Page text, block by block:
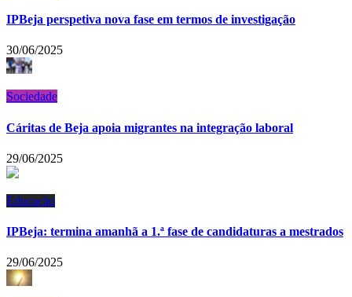
IPBeja perspetiva nova fase em termos de investigação
30/06/2025
Sociedade
Cáritas de Beja apoia migrantes na integração laboral
29/06/2025
Educação
IPBeja: termina amanhã a 1.ª fase de candidaturas a mestrados
29/06/2025